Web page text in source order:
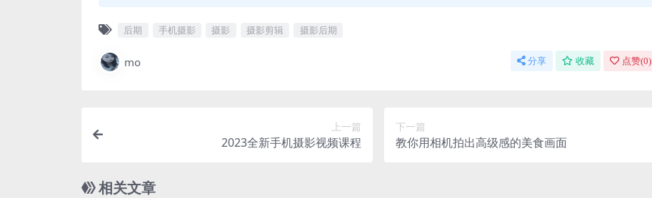
后期 手机摄影 摄影 摄影剪辑 摄影后期
mo 分享 收藏 点赞(0)
上一篇
2023全新手机摄影视频课程
下一篇
教你用相机拍出高级感的美食画面
相关文章